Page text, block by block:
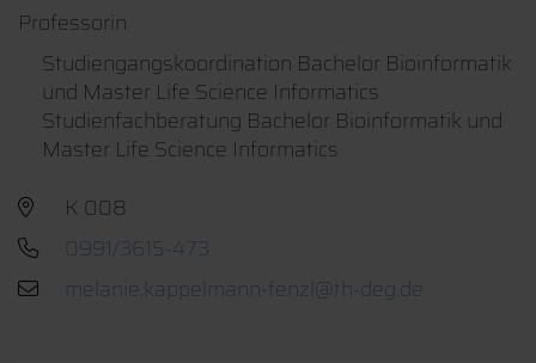
Professorin
Studiengangskoordination Bachelor Bioinformatik
und Master Life Science Informatics
Studienfachberatung Bachelor Bioinformatik und
Master Life Science Informatics
K 008
0991/3615-473